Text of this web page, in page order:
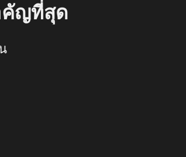
คัญที่สุด